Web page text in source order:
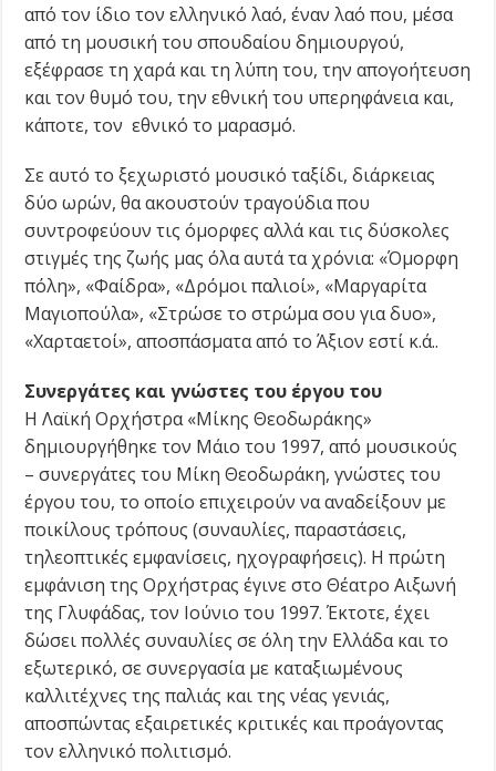
από τον ίδιο τον ελληνικό λαό, έναν λαό που, μέσα
από τη μουσική του σπουδαίου δημιουργού,
εξέφρασε τη χαρά και τη λύπη του, την απογοήτευση
και τον θυμό του, την εθνική του υπερηφάνεια και,
κάποτε, τον εθνικό το μαρασμό.
Σε αυτό το ξεχωριστό μουσικό ταξίδι, διάρκειας
δύο ωρών, θα ακουστούν τραγούδια που
συντροφεύουν τις όμορφες αλλά και τις δύσκολες
στιγμές της ζωής μας όλα αυτά τα χρόνια: «Όμορφη
πόλη», «Φαίδρα», «Δρόμοι παλιοί», «Μαργαρίτα
Μαγιοπούλα», «Στρώσε το στρώμα σου για δυο»,
«Χαρταετοί», αποσπάσματα από το Άξιον εστί κ.ά..
Συνεργάτες και γνώστες του έργου του
Η Λαϊκή Ορχήστρα «Μίκης Θεοδωράκης»
δημιουργήθηκε τον Μάιο του 1997, από μουσικούς
– συνεργάτες του Μίκη Θεοδωράκη, γνώστες του
έργου του, το οποίο επιχειρούν να αναδείξουν με
ποικίλους τρόπους (συναυλίες, παραστάσεις,
τηλεοπτικές εμφανίσεις, ηχογραφήσεις). Η πρώτη
εμφάνιση της Ορχήστρας έγινε στο Θέατρο Αιξωνή
της Γλυφάδας, τον Ιούνιο του 1997. Έκτοτε, έχει
δώσει πολλές συναυλίες σε όλη την Ελλάδα και το
εξωτερικό, σε συνεργασία με καταξιωμένους
καλλιτέχνες της παλιάς και της νέας γενιάς,
αποσπώντας εξαιρετικές κριτικές και προάγοντας
τον ελληνικό πολιτισμό.